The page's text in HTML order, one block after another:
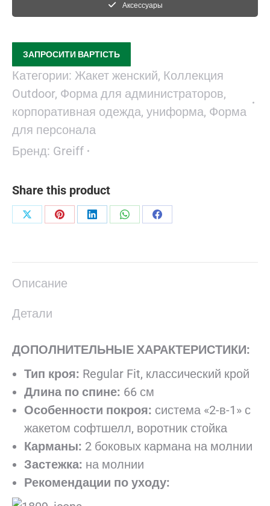
Аксессуары
ЗАПРОСИТИ ВАРТІСТЬ
Категории: Жакет женский, Коллекция
Outdoor, Форма для администраторов,
корпоративная одежда, униформа, Форма
для персонала
Бренд: Greiff
Share this product
ПоделитьсяПоделитьсяПоделитьсяПоделитьсяПоделиться
Описание
Детали
ДОПОЛНИТЕЛЬНЫЕ ХАРАКТЕРИСТИКИ:
Тип кроя: Regular Fit, классический крой
Длина по спине: 66 см
Особенности покроя: система «2-в-1» с
жакетом софтшелл, воротник стойка
Карманы: 2 боковых кармана на молнии
Застежка: на молнии
Рекомендации по уходу: